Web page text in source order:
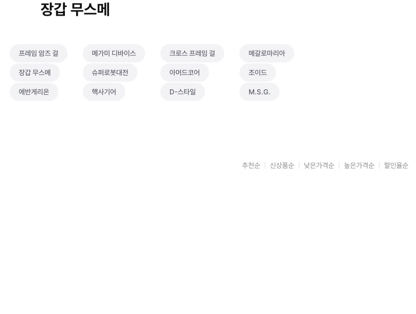
장갑 무스메
프레임 암즈 걸
장갑 무스메
에반게리온
메가미 디바이스
슈퍼로봇대전
핵사기어
크로스 프레임 걸
아머드코어
D-스타일
메갈로마리아
조이드
M.S.G.
추천순 신상품순 낮은가격순 높은가격순 할인율순